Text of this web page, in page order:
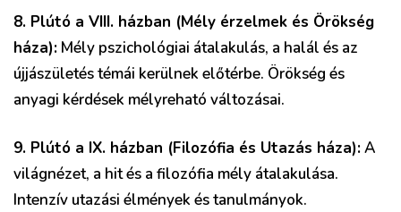
8. Plútó a VIII. házban (Mély érzelmek és Örökség
háza): Mély pszichológiai átalakulás, a halál és az
újjászületés témái kerülnek előtérbe. Örökség és
anyagi kérdések mélyreható változásai.
9. Plútó a IX. házban (Filozófia és Utazás háza):A
világnézet, a hit és a filozófia mély átalakulása.
Intenzív utazási élmények és tanulmányok.